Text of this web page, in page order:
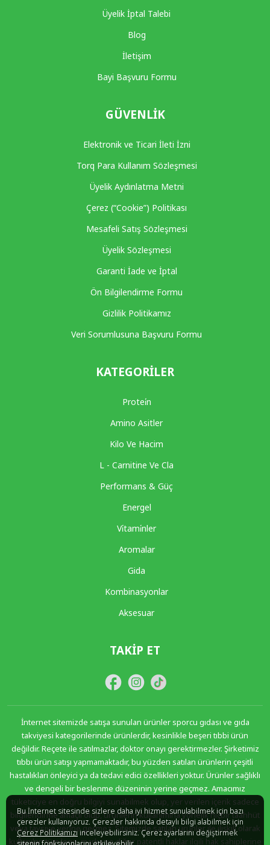
Bu İnternet sitesinde sizlere daha iyi hizmet sunulabilmek için bazı
çerezler kullanıyoruz. Çerezler hakkında detaylı bilgi alabilmek için
Çerez Politikamızıinceleyebilirsiniz. Çerez ayarlarını değiştirmek
Üyelik İptal Talebi
Blog
İletişim
Bayi Başvuru Formu
GÜVENLIK
Elektronik ve Ticari İleti İzni
Torq Para Kullanım Sözleşmesi
Üyelik Aydınlatma Metni
Çerez (“Cookie”) Politikası
Mesafeli Satış Sözleşmesi
Üyelik Sözleşmesi
Garanti İade ve İptal
Ön Bilgilendirme Formu
Gizlilik Politikamız
Veri Sorumlusuna Başvuru Formu
KATEGORILER
Protei̇n
Amino Asitler
Kilo Ve Hacim
L - Carnitine Ve Cla
Performans & Güç
Energel
Vi̇tami̇nler
Aromalar
Gida
Kombinasyonlar
Aksesuar
TAKIP ET
İnternet sitemizde satışa sunulan ürünler sporcu gıdası ve gıda
takviyesi kategorilerinde ürünlerdir, kesinlikle beşeri tıbbi ürün
değildir. Reçete ile satılmazlar, doktor onayı gerektirmezler. Şirketimiz
tıbbı ürün satışı yapmamaktadır, bu yüzden satılan ürünlerin çeşitli
hastalıkları önleyici ya da tedavi edici özellikleri yoktur. Ürünler sağlıklı
ve dengeli bir beslenme düzeninin yerine geçmez. Amacımız
tüketiciye en doğru bilgiyi sunabilmek olup, yer verilen içerik sadece
bilgilendirme amaçlı olup, ürünlerin kullanımına yönelik hiçbir taahhüt
veya tavsiye yerine geçmez. Sitemizde satılan ürünler ile ilişkili olarak
kullanılan tüm logo, marka ve diğer patentli haklar ilgili hak sahiplerine